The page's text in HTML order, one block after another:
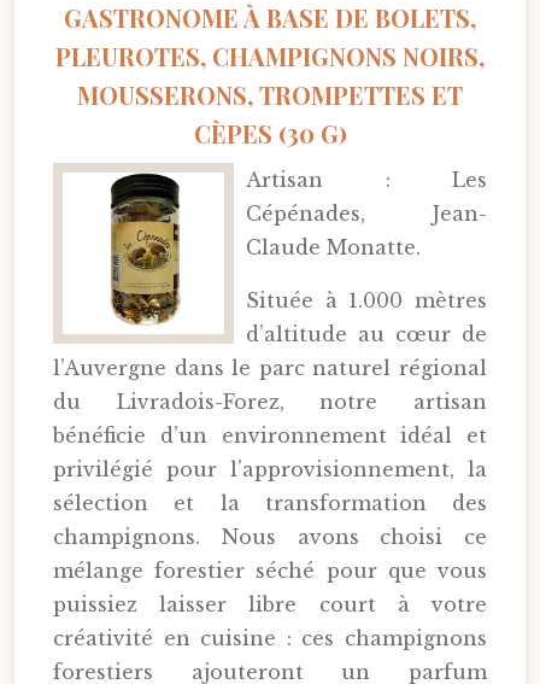
GASTRONOME À BASE DE BOLETS,
PLEUROTES, CHAMPIGNONS NOIRS,
MOUSSERONS, TROMPETTES ET
CÈPES (30 G)
Artisan : Les
Cépénades, Jean-
Claude Monatte.
Située à 1.000 mètres
d’altitude au cœur de
l’Auvergne dans le parc naturel régional
du Livradois-Forez, notre artisan
bénéficie d’un environnement idéal et
privilégié pour l’approvisionnement, la
sélection et la transformation des
champignons. Nous avons choisi ce
mélange forestier séché pour que vous
puissiez laisser libre court à votre
créativité en cuisine : ces champignons
forestiers ajouteront un parfum